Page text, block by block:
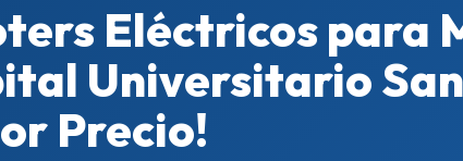
Eléctricos para
Universitario
Precio!